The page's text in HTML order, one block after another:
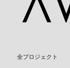
全プロジェクト